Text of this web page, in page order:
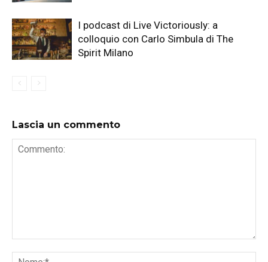
I podcast di Live Victoriously: a
colloquio con Carlo Simbula di The
Spirit Milano
Lascia un commento